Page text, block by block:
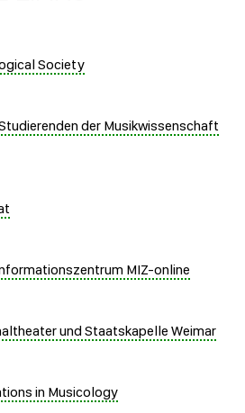
Society
der Musikwissenschaft
MIZ-online
und Staatskapelle Weimar
in Musicology